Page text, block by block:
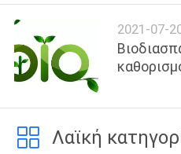
ΠΕΡΊΠΟΥ
ΕΜΕΊΣ
ΓΎΡΟΣ
2021-07-
Λαϊκή